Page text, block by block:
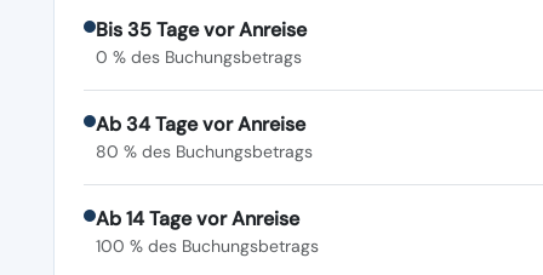
Bis 35 Tage vor Anreise
0 % des Buchungsbetrags
Ab 34 Tage vor Anreise
80 % des Buchungsbetrags
Ab 14 Tage vor Anreise
100 % des Buchungsbetrags